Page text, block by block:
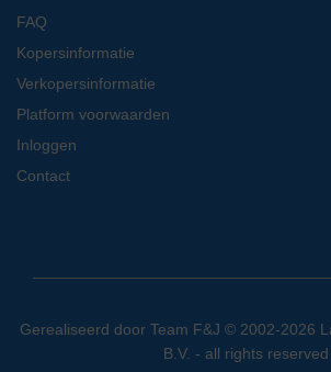
FAQ
Kopersinformatie
Verkopersinformatie
Platform voorwaarden
Inloggen
Contact
Gerealiseerd door Team F&J © 2002-2026
B.V. - all rights reserved